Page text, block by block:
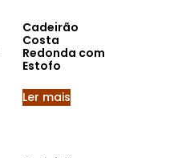
Cadeirão
Costa
Redonda com
Estofo
Ler mais